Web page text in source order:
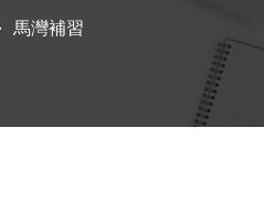
馬灣補習